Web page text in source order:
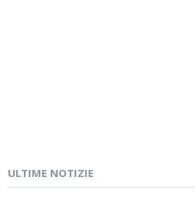
ULTIME NOTIZIE